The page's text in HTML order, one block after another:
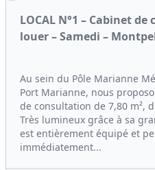
LOCAL N°1 – Cabinet
louer – Samedi –
Au sein du Pôle Marianne
Port Marianne, nous
de consultation de 7,80 m²,
Très lumineux grâce à sa
est entièrement équipé et
immédiatement...